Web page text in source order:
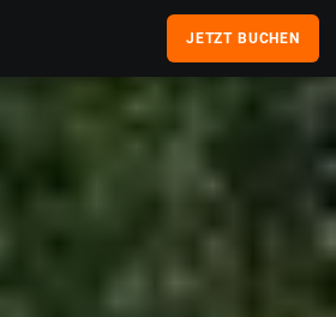
JETZT BUCHEN